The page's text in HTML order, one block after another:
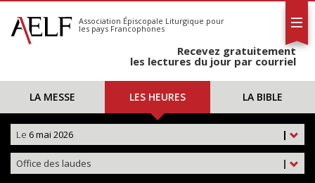
S'abonner
Calendrier
Association Épiscopale Liturgique pour
les pays Francophones
Recevez gratuitement
les lectures du jour par courriel
LA MESSE LES HEURES LA BIBLE
|
Le 6 mai 2026
|
Office des laudes